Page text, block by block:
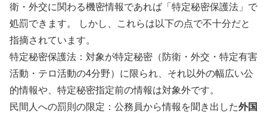
衛・外交に関わる機密情報であれば「特定秘密保護法」で
処罰できます。 しかし、これらは以下の点で不十分だと
指摘されています。
特定秘密保護法：対象が特定秘密（防衛・外交・特定有害
活動・テロ活動の4分野）に限られ、それ以外の幅広い公
的情報や、特定秘密指定前の情報は対象外です。
民間人への罰則の限定：公務員から情報を聞き出した外国